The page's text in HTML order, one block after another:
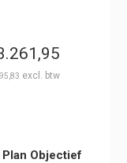
Objectief